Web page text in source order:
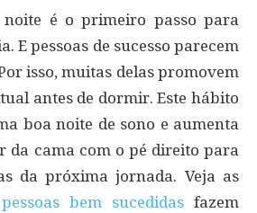
é o primeiro passo para
E pessoas de sucesso parecem
isso, muitas delas promovem
antes de dormir. Este hábito
boa noite de sono e aumenta
da cama com o pé direito para
da próxima jornada. Veja as
pessoas bem sucedidas fazem